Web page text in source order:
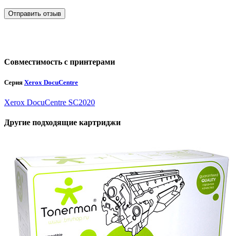
Отправить отзыв
Совместимость с принтерами
Серия Xerox DocuCentre
Xerox DocuCentre SC2020
Другие подходящие картриджи